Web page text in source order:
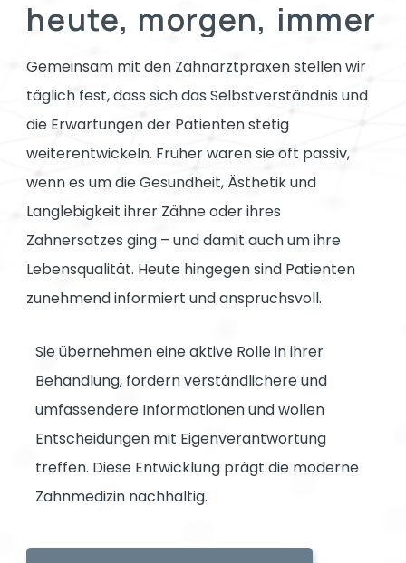
heute, morgen, immer
Gemeinsam mit den Zahnarztpraxen stellen wir
täglich fest, dass sich das Selbstverständnis und
die Erwartungen der Patienten stetig
weiterentwickeln. Früher waren sie oft passiv,
wenn es um die Gesundheit, Ästhetik und
Langlebigkeit ihrer Zähne oder ihres
Zahnersatzes ging – und damit auch um ihre
Lebensqualität. Heute hingegen sind Patienten
zunehmend informiert und anspruchsvoll.
Sie übernehmen eine aktive Rolle in ihrer
Behandlung, fordern verständlichere und
umfassendere Informationen und wollen
Entscheidungen mit Eigenverantwortung
treffen. Diese Entwicklung prägt die moderne
Zahnmedizin nachhaltig.